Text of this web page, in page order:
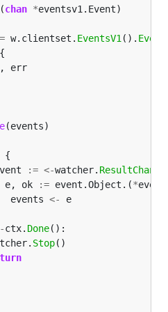
(chan *
w.clientset. EventsV1 ().
:= <-watcher. ResultChan
e, ok := event.Object.(*
events
<-
ctx. Done
Stop